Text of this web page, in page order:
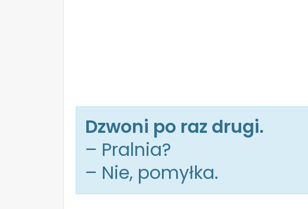
Dzwoni po raz drugi.
– Pralnia?
– Nie, pomyłka.